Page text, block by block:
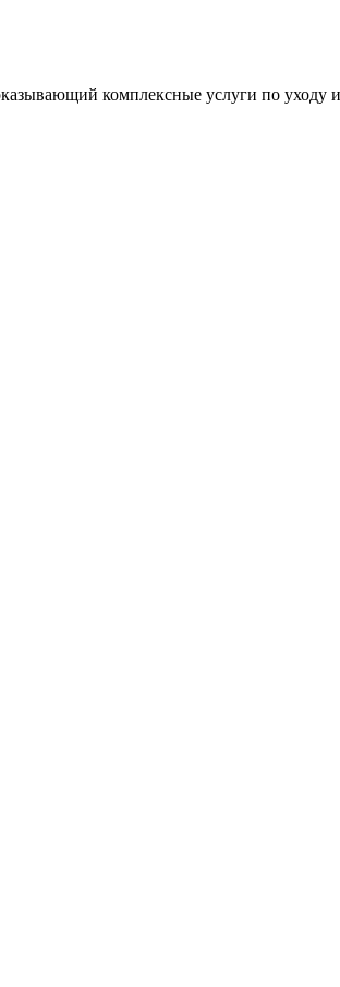
комплексные услуги по уходу и